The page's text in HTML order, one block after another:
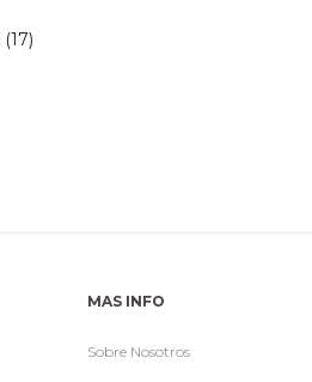
(17)
MAS INFO
Sobre Nosotros